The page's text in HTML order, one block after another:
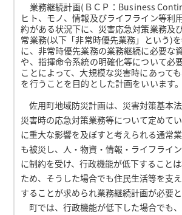
業務継続計画(ＢＣＰ：Business
ヒト、モノ、情報及びライフライン等利
約がある状況下に、災害応急対策業務及
常業務(以下「非常時優先業務」という)
に、非常時優先業務の業務継続に必要な
や、指揮命令系統の明確化等について必
ことによって、大規模な災害時にあって
を行うことを目的とした計画をいいます。
佐用町地域防災計画は、災害対策基本
災害時の応急対策業務等について定めて
に重大な影響を及ぼすと考えられる通常
も被災し、人・物資・情報・ライフライ
に制約を受け、行政機能が低下すること
ため、そうした場合でも住民生活等を支
することが求められ業務継続計画が必要と
町では、行政機能が低下した場合でも